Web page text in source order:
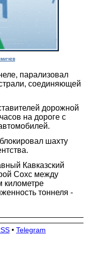
парализовал
соединяющей
дорожной
на дороге с
шахту
Кавказский
Сохс между
тоннеля -
• Telegram